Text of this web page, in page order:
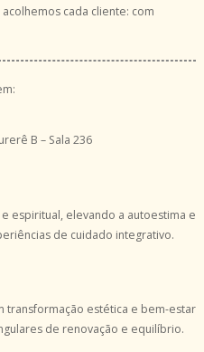
cada cliente: com
B – Sala 236
espiritual, elevando a autoestima e
de cuidado integrativo.
transformação estética e bem-estar
de renovação e equilíbrio.